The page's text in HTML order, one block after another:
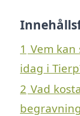
1 Vem
idag i
2 Vad